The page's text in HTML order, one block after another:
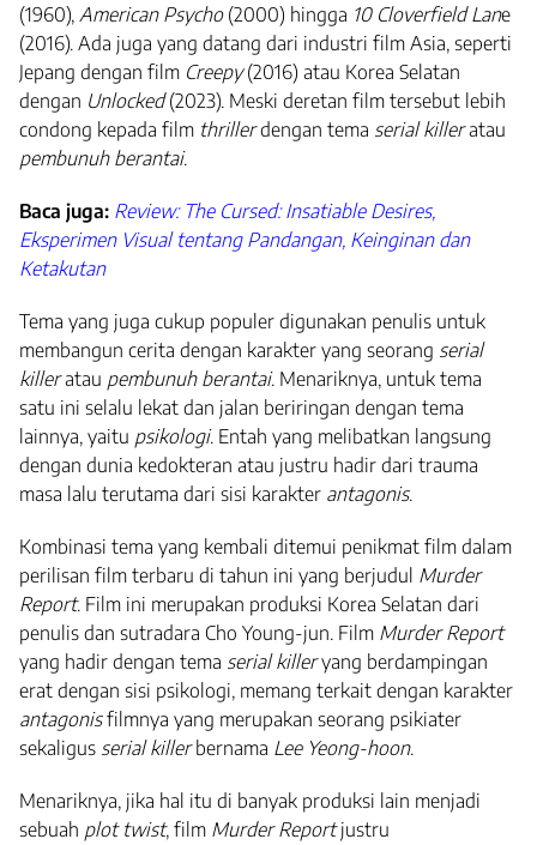
(1960), American Psycho(2000) hingga 10 Cloverfield Lane
(2016). Ada juga yang datang dari industri film Asia, seperti
Jepang dengan film Creepy(2016) atau Korea Selatan
dengan Unlocked(2023). Meski deretan film tersebut lebih
condong kepada film thrillerdengan tema serial killeratau
pembunuh berantai.
Baca juga: Review: The Cursed: Insatiable Desires,
Eksperimen Visual tentang Pandangan, Keinginan dan
Ketakutan
Tema yang juga cukup populer digunakan penulis untuk
membangun cerita dengan karakter yang seorang serial
killeratau pembunuh berantai. Menariknya, untuk tema
satu ini selalu lekat dan jalan beriringan dengan tema
lainnya, yaitu psikologi. Entah yang melibatkan langsung
dengan dunia kedokteran atau justru hadir dari trauma
masa lalu terutama dari sisi karakter antagonis.
Kombinasi tema yang kembali ditemui penikmat film dalam
perilisan film terbaru di tahun ini yang berjudul Murder
Report. Film ini merupakan produksi Korea Selatan dari
penulis dan sutradara Cho Young-jun. Film Murder Report
yang hadir dengan tema serial killeryang berdampingan
erat dengan sisi psikologi, memang terkait dengan karakter
antagonisfilmnya yang merupakan seorang psikiater
sekaligus serial killerbernama Lee Yeong-hoon.
Menariknya, jika hal itu di banyak produksi lain menjadi
sebuah plot twist, film Murder Reportjustru